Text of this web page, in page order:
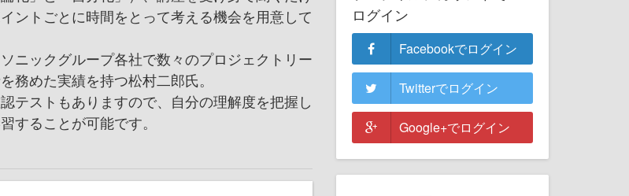
ントごとに時間をとって考える機会を用意して
ニックグループ各社で数々のプロジェクトリー
務めた実績を持つ松村二郎氏。
テストもありますので、自分の理解度を把握し
することが可能です。
ログイン
Facebookでログイン
Twitterでログイン
Google+でログイン